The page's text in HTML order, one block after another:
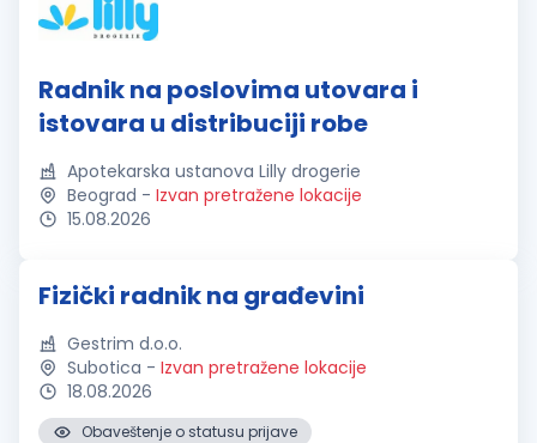
Radnik na poslovima utovara i
istovara u distribuciji robe
Apotekarska ustanova Lilly drogerie
Beograd - Izvan pretražene lokacije
15.08.2026
Fizički radnik na građevini
Gestrim d.o.o.
Subotica - Izvan pretražene lokacije
18.08.2026
Obaveštenje o statusu prijave